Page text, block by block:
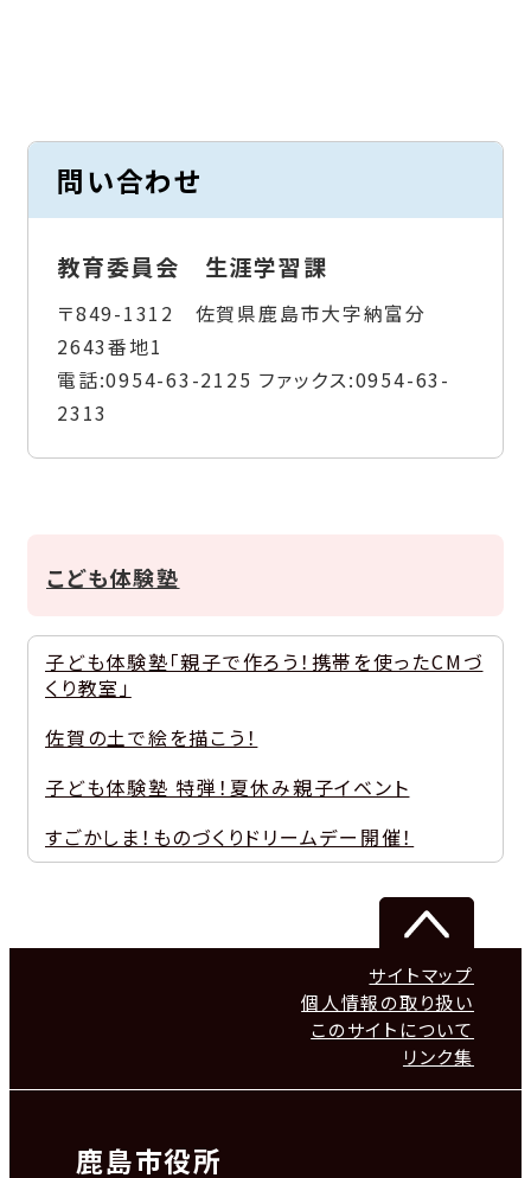
問い合わせ
教育委員会 生涯学習課
〒849-1312 佐賀県鹿島市大字納富分
2643番地1
電話:0954-63-2125 ファックス:0954-63-
2313
こども体験塾
子ども体験塾「親子で作ろう！携帯を使ったCMづ
くり教室」
佐賀の土で絵を描こう！
子ども体験塾 特弾！夏休み親子イベント
すごかしま！ものづくりドリームデー開催！
サイトマップ
個人情報の取り扱い
このサイトについて
リンク集
鹿島市役所